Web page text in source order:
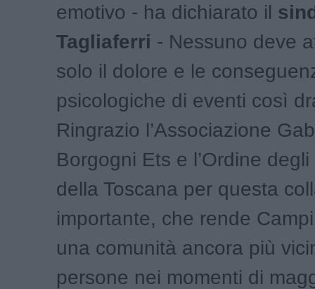
emotivo - ha dichiarato il
Tagliaferri - Nessuno deve
solo il dolore e le
psicologiche di eventi così
Ringrazio l’Associazione
Borgogni Ets e l’Ordine
della Toscana per questa
importante, che rende
una comunità ancora più
persone nei momenti di